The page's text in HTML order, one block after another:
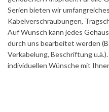
Serien bieten wir
Kabelverschraubungen,
Auf Wunsch kann jedes
durch uns bearbeitet werden
Verkabelung, Beschriftung
individuellen Wünsche mit